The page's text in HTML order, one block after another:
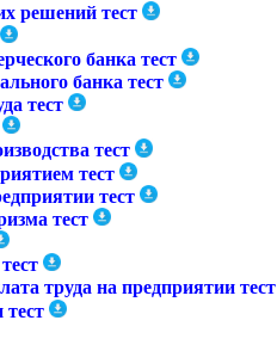
решений тест
банка тест
банка тест
тест
тест
тест
тест
тест
труда на предприятии тест